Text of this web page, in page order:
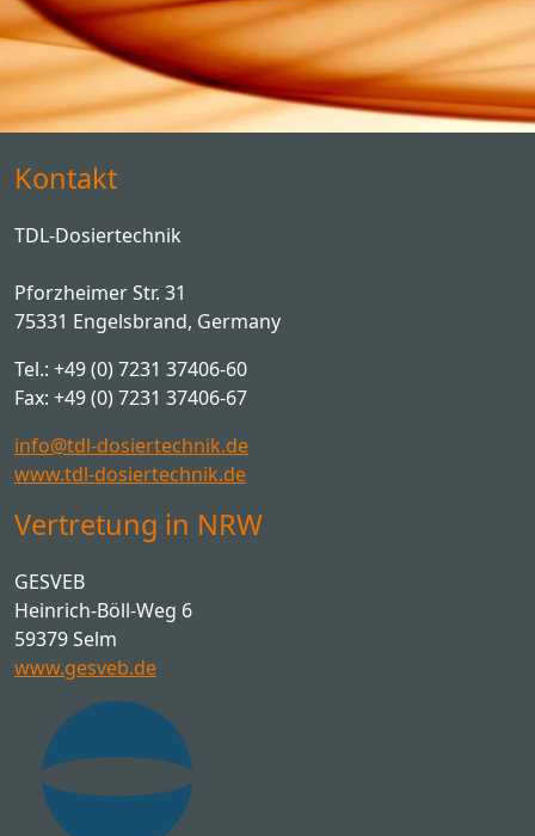
Kontakt
TDL-Dosiertechnik
Pforzheimer Str. 31
75331 Engelsbrand, Germany
Tel.: +49 (0) 7231 37406-60
Fax: +49 (0) 7231 37406-67
info@tdl-dosiertechnik.de
www.tdl-dosiertechnik.de
Vertretung in NRW
GESVEB
Heinrich-Böll-Weg 6
59379 Selm
www.gesveb.de